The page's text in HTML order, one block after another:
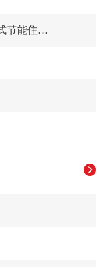
四川夏热冬冷地区生态住区规划及被动式节能住宅设计初探